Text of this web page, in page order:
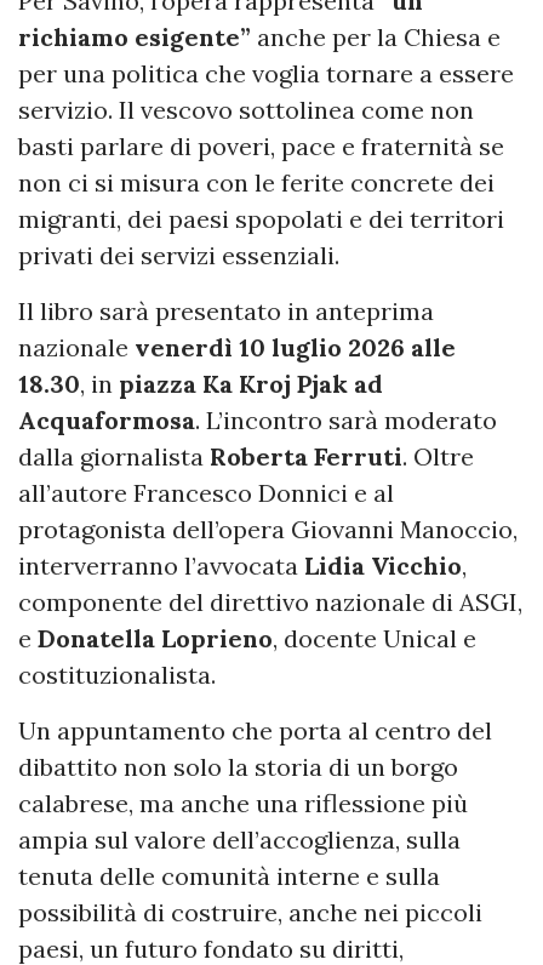
richiamo esigente” anche per la Chiesa e
per una politica che voglia tornare a essere
servizio. Il vescovo sottolinea come non
basti parlare di poveri, pace e fraternità se
non ci si misura con le ferite concrete dei
migranti, dei paesi spopolati e dei territori
privati dei servizi essenziali.
Il libro sarà presentato in anteprima
nazionale venerdì 10 luglio 2026 alle
18.30, in piazza Ka Kroj Pjak ad
Acquaformosa. L’incontro sarà moderato
dalla giornalista Roberta Ferruti. Oltre
all’autore Francesco Donnici e al
protagonista dell’opera Giovanni Manoccio,
interverranno l’avvocata Lidia Vicchio,
componente del direttivo nazionale di ASGI,
e Donatella Loprieno, docente Unical e
costituzionalista.
Un appuntamento che porta al centro del
dibattito non solo la storia di un borgo
calabrese, ma anche una riflessione più
ampia sul valore dell’accoglienza, sulla
tenuta delle comunità interne e sulla
possibilità di costruire, anche nei piccoli
paesi, un futuro fondato su diritti,